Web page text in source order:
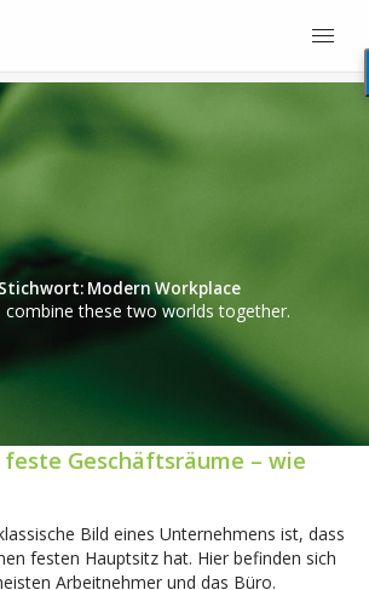
Modern Workplace
combine these two worlds together.
Geschäftsräume – wie
Bild eines Unternehmens ist, dass
festen Hauptsitz hat. Hier befinden sich
Arbeitnehmer und das Büro.